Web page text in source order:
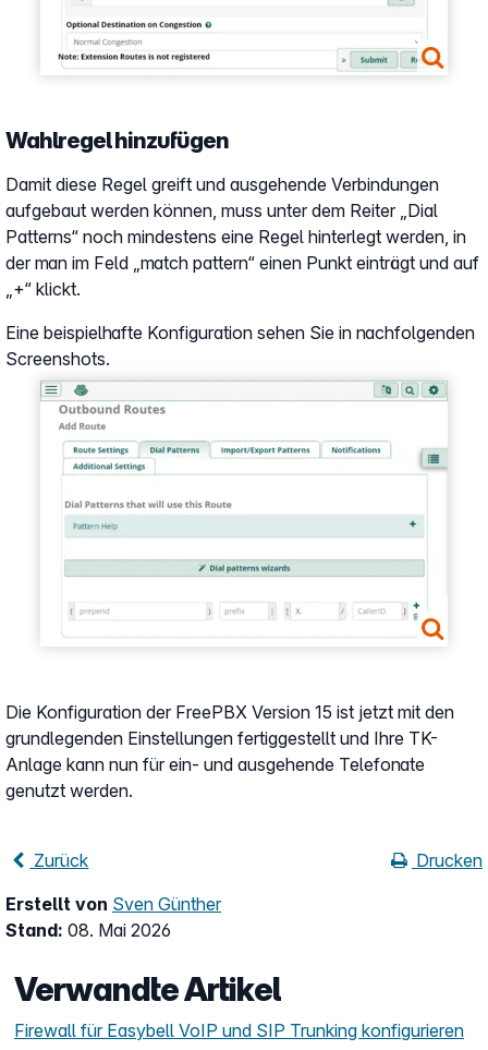
Wahlregel hinzufügen
Damit diese Regel greift und ausgehende Verbindungen
aufgebaut werden können, muss unter dem Reiter „Dial
Patterns“ noch mindestens eine Regel hinterlegt werden, in
der man im Feld „match pattern“ einen Punkt einträgt und auf
„+“ klickt.
Eine beispielhafte Konfiguration sehen Sie in nachfolgenden
Screenshots.
Show larger version
Die Konfiguration der FreePBX Version 15 ist jetzt mit den
grundlegenden Einstellungen fertiggestellt und Ihre TK-
Anlage kann nun für ein- und ausgehende Telefonate
genutzt werden.
Zurück
Drucken
Erstellt von Sven Günther
Stand: 08. Mai 2026
Verwandte Artikel
Firewall für Easybell VoIP und SIP Trunking konfigurieren